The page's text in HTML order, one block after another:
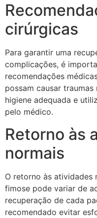
cirúrgicas
Para garantir uma
complicações, é
recomendações
possam causar
higiene adequada e
pelo médico.
Retorno às
normais
O retorno às atividades
fimose pode variar de
recuperação de cada
recomendado evitar